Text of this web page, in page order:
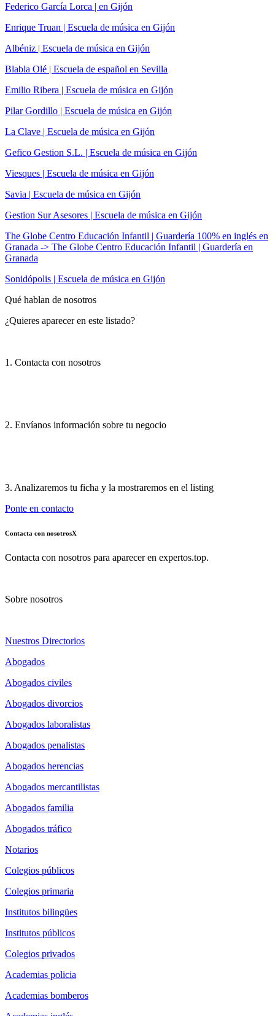
Federico García Lorca | en Gijón
Enrique Truan | Escuela de música en Gijón
Albéniz | Escuela de música en Gijón
Blabla Olé | Escuela de español en Sevilla
Emilio Ribera | Escuela de música en Gijón
Pilar Gordillo | Escuela de música en Gijón
La Clave | Escuela de música en Gijón
Gefico Gestion S.L. | Escuela de música en Gijón
Viesques | Escuela de música en Gijón
Savia | Escuela de música en Gijón
Gestion Sur Asesores | Escuela de música en Gijón
The Globe Centro Educación Infantil | Guardería 100% en inglés en
Granada -> The Globe Centro Educación Infantil | Guardería en
Granada
Sonidópolis | Escuela de música en Gijón
Qué hablan de nosotros
¿Quieres aparecer en este listado?
1. Contacta con nosotros
2. Envíanos información sobre tu negocio
3. Analizaremos tu ficha y la mostraremos en el listing
Ponte en contacto
Contacta con nosotrosX
Contacta con nosotros para aparecer en expertos.top.
Sobre nosotros
Nuestros Directorios
Abogados
Abogados civiles
Abogados divorcios
Abogados laboralistas
Abogados penalistas
Abogados herencias
Abogados mercantilistas
Abogados familia
Abogados tráfico
Notarios
Colegios públicos
Colegios primaria
Institutos bilingües
Institutos públicos
Colegios privados
Academias policia
Academias bomberos